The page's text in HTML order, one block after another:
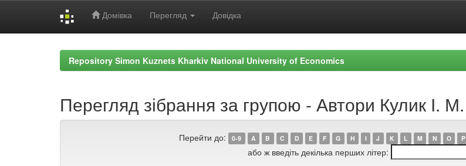
Домівка Перегляд Довідка
Repository Simon Kuznets Kharkiv National University of Economics
Перегляд зібрання за групою - Автори Кулик І. М.
Перейти до: 0-9 A B C D E F G H I J K L M N O P
або ж введіть декілька перших літер: